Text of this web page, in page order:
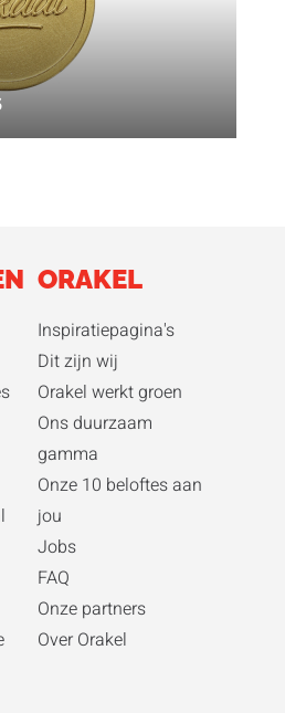
ORAKEL
Inspiratiepagina's
Dit zijn wij
Orakel werkt groen
Ons duurzaam
gamma
Onze 10 beloftes aan
jou
Jobs
FAQ
Onze partners
Over Orakel